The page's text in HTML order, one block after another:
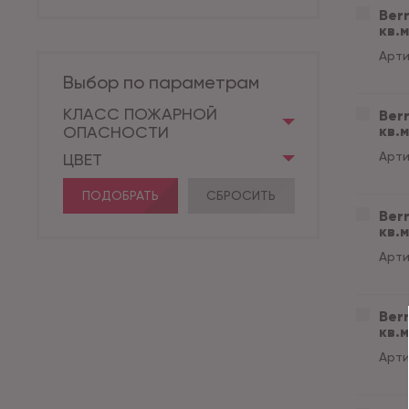
Выбор по параметрам
КЛАСС ПОЖАРНОЙ
ОПАСНОСТИ
ЦВЕТ
ПОДОБРАТЬ СБРОСИТЬ